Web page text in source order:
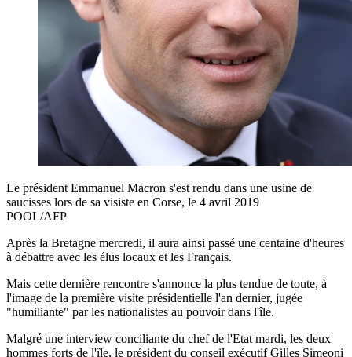
Le président Emmanuel Macron s'est rendu dans une usine de
saucisses lors de sa visiste en Corse, le 4 avril 2019
POOL/AFP
Après la Bretagne mercredi, il aura ainsi passé une centaine d'heures
à débattre avec les élus locaux et les Français.
Mais cette dernière rencontre s'annonce la plus tendue de toute, à
l'image de la première visite présidentielle l'an dernier, jugée
"humiliante" par les nationalistes au pouvoir dans l'île.
Malgré une interview conciliante du chef de l'Etat mardi, les deux
hommes forts de l'île, le président du conseil exécutif Gilles Simeoni